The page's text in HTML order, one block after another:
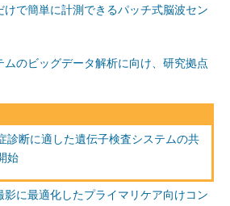
けで簡単に計測できるパッチ式脳波セン
ムのビッグデータ解析に向け、研究拠点
診断に適した遺伝子検査システムの共
始
影に最適化したプライマリケア向けコン